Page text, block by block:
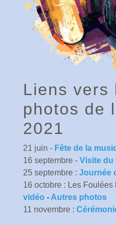
Liens vers
photos de
2021
21 juin - Fête de la
16 septembre - Visite du
25 septembre : Journée
16 octobre : Les Foulées
vidéo - Autres photos
11 novembre :